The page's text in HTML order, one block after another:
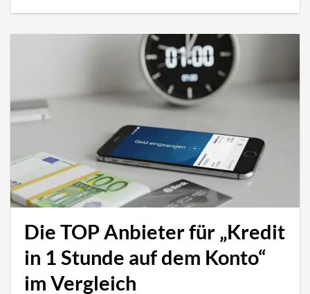
Die TOP Anbieter für „Kredit
in 1 Stunde auf dem Konto“
im Vergleich